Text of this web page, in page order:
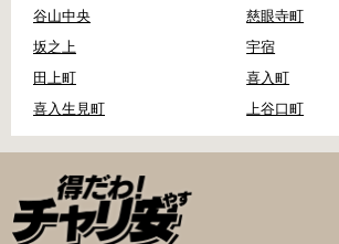
谷山中央
慈眼寺町
坂之上
宇宿
田上町
喜入町
喜入生見町
上谷口町